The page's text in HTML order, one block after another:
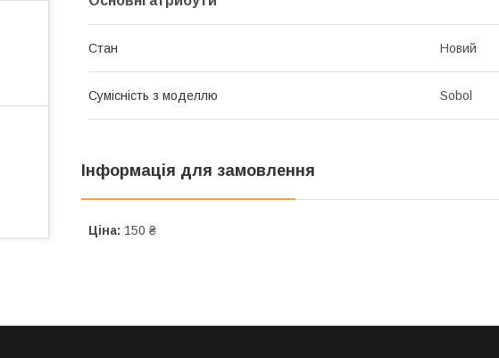
Стан Новий
Сумісність з моделлю Sobol
Інформація для замовлення
Ціна: 150 ₴